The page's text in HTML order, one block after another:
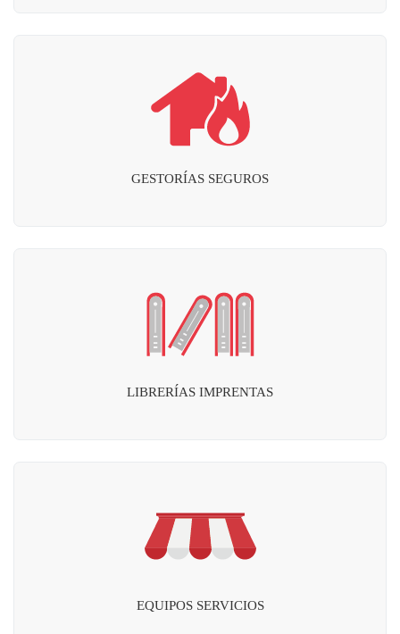
GESTORÍAS SEGUROS
LIBRERÍAS IMPRENTAS
EQUIPOS SERVICIOS